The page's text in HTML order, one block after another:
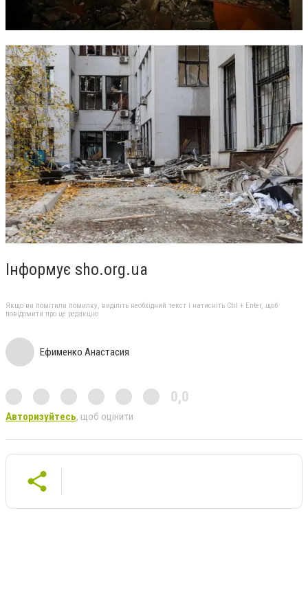
Інформує sho.org.ua
Якщо ви помітили помилку, виділіть необхідний текст і натисніть Ctrl + Enter, щоб
повідомити про це редакцію
Ефименко Анастасия
0,0
Авторизуйтесь, щоб оцінити